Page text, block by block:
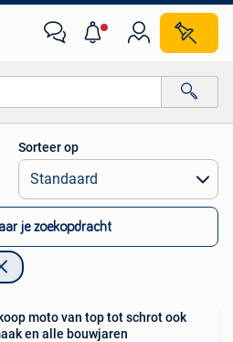
Sorteer op
je zoekopdracht
moto van top tot schrot ook
en alle bouwjaren